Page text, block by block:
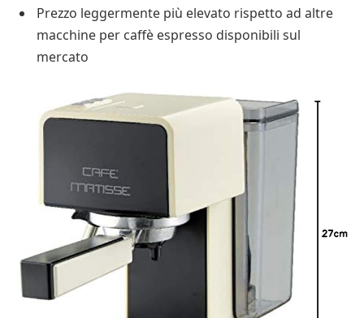
Prezzo leggermente più elevato rispetto ad altre
macchine per caffè espresso disponibili sul
mercato